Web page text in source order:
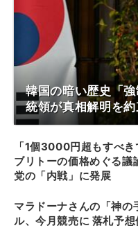
韓国の暗い歴史「
統領が真相解明を約
「1個3000円超もすべき
ブリトーの価格めぐる議
党の「内戦」に発展
マラドーナさんの「神の
ル、今月競売に 落札予